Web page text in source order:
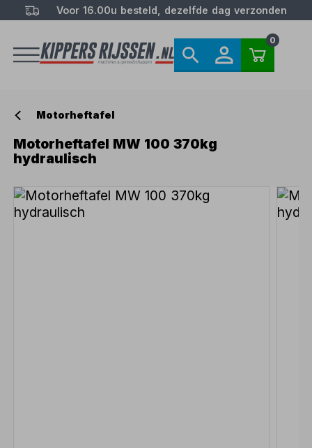
Voor 16.00u besteld, dezelfde dag verzonden
0
Motorheftafel
Motorheftafel MW 100 370kg
hydraulisch